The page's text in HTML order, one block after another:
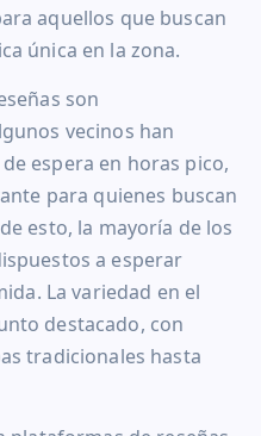
aquellos que buscan
única en la zona.
son
vecinos han
espera en horas pico,
para quienes buscan
esto, la mayoría de los
a esperar
La variedad en el
destacado, con
tradicionales hasta